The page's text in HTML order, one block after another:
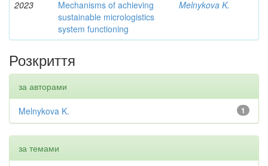
2023
Mechanisms of achieving
sustainable micrologistics
system functioning
Melnykova K.
Розкриття
за авторами
1
Melnykova K.
за темами